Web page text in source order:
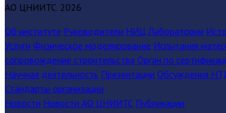
АО ЦНИИТС. 2026
Об институте Руководители НИЦ Лаборатории
Услуги Физическое моделирование Испытания
сопровождение строительства Орган по
Научная деятельность Презентации Обсуждения
Стандарты организации
Новости Новости АО ЦНИИТС Публикации